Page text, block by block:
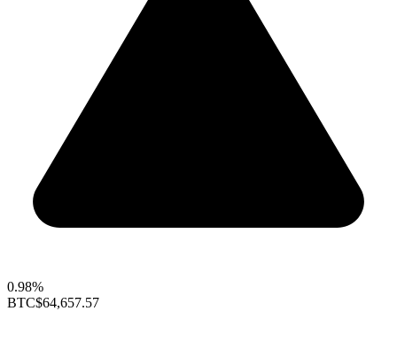
0.98%
BTC$64,657.57